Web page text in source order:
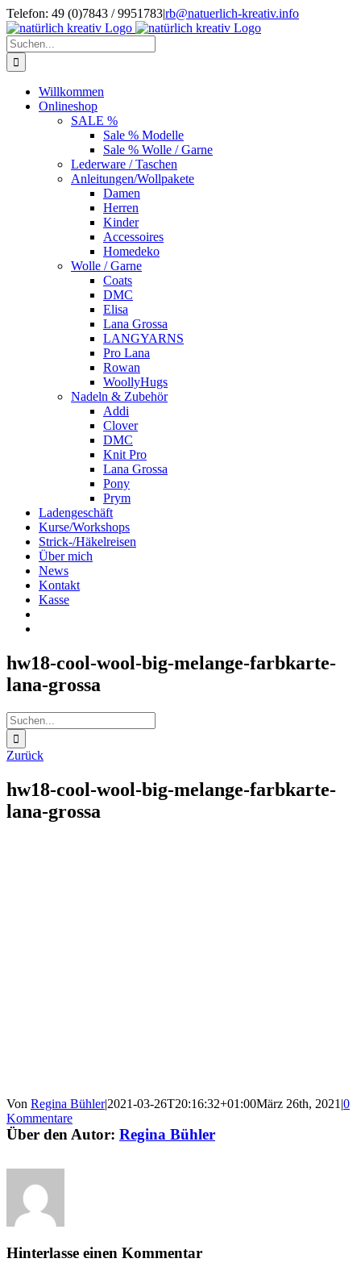
Zum
Inhalt
springen
Telefon: 49 (0)7843 / 9951783|rb@natuerlich-kreativ.info
Suche
nach:
Willkommen
Onlineshop
SALE %
Sale % Modelle
Sale % Wolle / Garne
Lederware / Taschen
Anleitungen/Wollpakete
Damen
Herren
Kinder
Accessoires
Homedeko
Wolle / Garne
Coats
DMC
Elisa
Lana Grossa
LANGYARNS
Pro Lana
Rowan
WoollyHugs
Nadeln & Zubehör
Addi
Clover
DMC
Knit Pro
Lana Grossa
Pony
Prym
Ladengeschäft
Kurse/Workshops
Strick-/Häkelreisen
Über mich
News
Kontakt
Kasse
hw18-cool-wool-big-melange-farbkarte-
lana-grossa
Suche
nach:
Zurück
hw18-cool-wool-big-melange-farbkarte-
lana-grossa
Von Regina Bühler|2021-03-26T20:16:32+01:00März 26th, 2021 |0
Kommentare
Über den Autor: Regina Bühler
Hinterlasse einen Kommentar